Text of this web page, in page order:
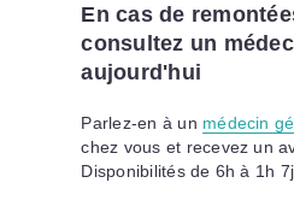
En cas de
consultez un
aujourd'hui
Parlez-en à un médecin
chez vous et recevez un
Disponibilités de 6h à 1h 7j